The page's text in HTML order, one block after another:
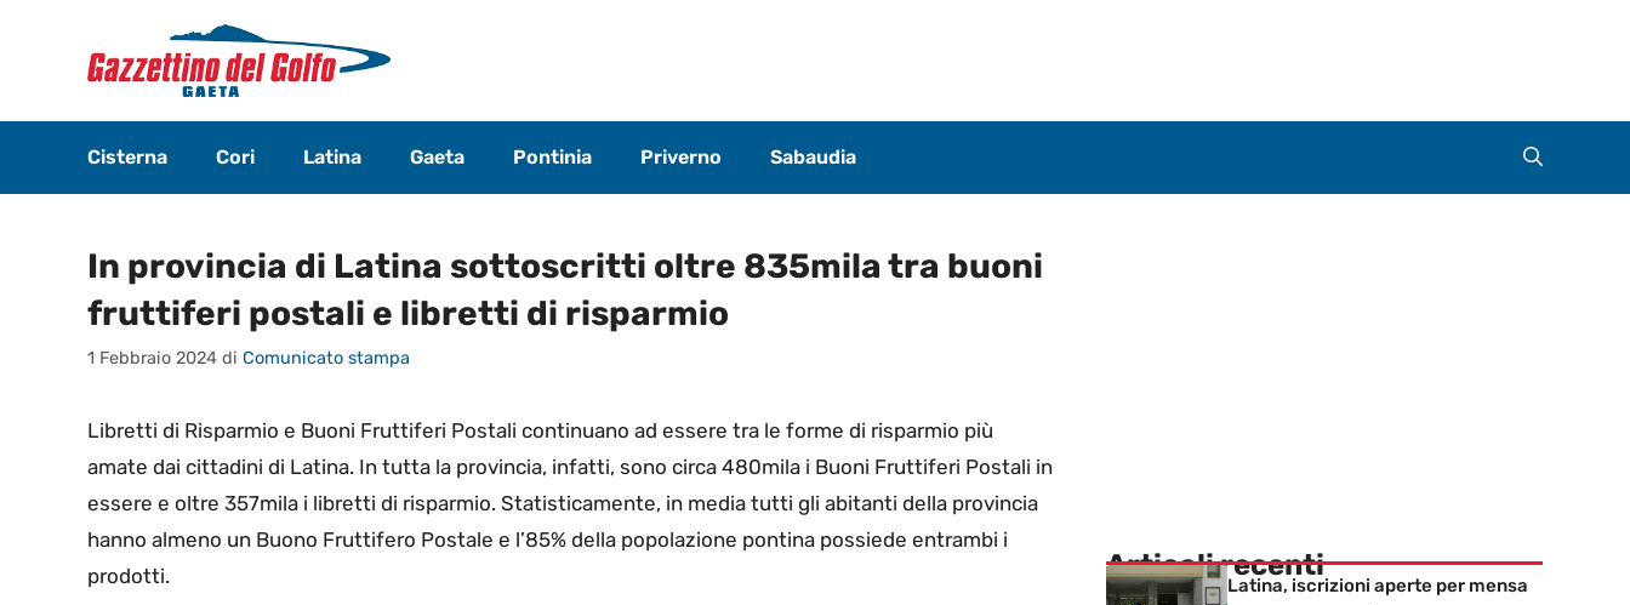
contenuto
Cisterna Cori Latina Gaeta Pontinia Priverno Sabaudia
In provincia di Latina sottoscritti oltre 835mila tra buoni
fruttiferi postali e libretti di risparmio
1 Febbraio 2024 di Comunicato stampa
Libretti di Risparmio e Buoni Fruttiferi Postali continuano ad essere tra le forme di risparmio più
amate dai cittadini di Latina. In tutta la provincia, infatti, sono circa 480mila i Buoni Fruttiferi Postali in
essere e oltre 357mila i libretti di risparmio. Statisticamente, in media tutti gli abitanti della provincia
hanno almeno un Buono Fruttifero Postale e l’85% della popolazione pontina possiede entrambi i
prodotti.
Articoli recenti
Latina, iscrizioni aperte per mensa